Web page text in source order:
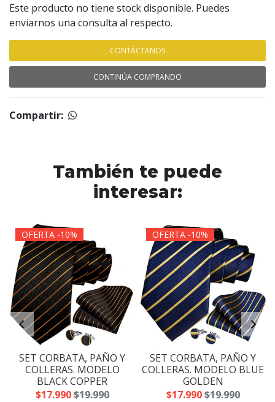
Este producto no tiene stock disponible. Puedes
enviarnos una consulta al respecto.
CONTÁCTANOS
CONTINÚA COMPRANDO
Compartir:
También te puede
interesar:
OFERTA -10%
SET CORBATA, PAÑO Y
COLLERAS. MODELO
BLACK COPPER
$17.990$19.990
OFERTA -10%
SET CORBATA, PAÑO Y
COLLERAS. MODELO BLUE
GOLDEN
$17.990$19.990